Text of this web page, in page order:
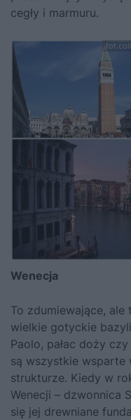
cegły i marmuru.
Wenecja
To zdumiewające, ale
wielkie gotyckie
Paolo, pałac doży
są wszystkie wsparte
strukturze. Kiedy w
Wenecji – dzwonnica
się jej drewniane